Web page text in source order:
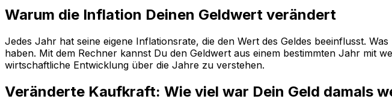
Warum die Inflation Deinen Geldwert verändert
Jedes Jahr hat seine eigene Inflationsrate, die den Wert des Geldes beeinflusst.
haben. Mit dem Rechner kannst Du den Geldwert aus einem bestimmten Jahr mit
wirtschaftliche Entwicklung über die Jahre zu verstehen.
Veränderte Kaufkraft: Wie viel war Dein Geld damals